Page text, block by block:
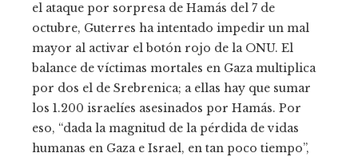
el ataque por sorpresa de Hamás del 7 de
octubre, Guterres ha intentado impedir un mal
mayor al activar el botón rojo de la ONU. El
balance de víctimas mortales en Gaza multiplica
por dos el de Srebrenica; a ellas hay que sumar
los 1.200 israelíes asesinados por Hamás. Por
eso, “dada la magnitud de la pérdida de vidas
humanas en Gaza e Israel, en tan poco tiempo”,